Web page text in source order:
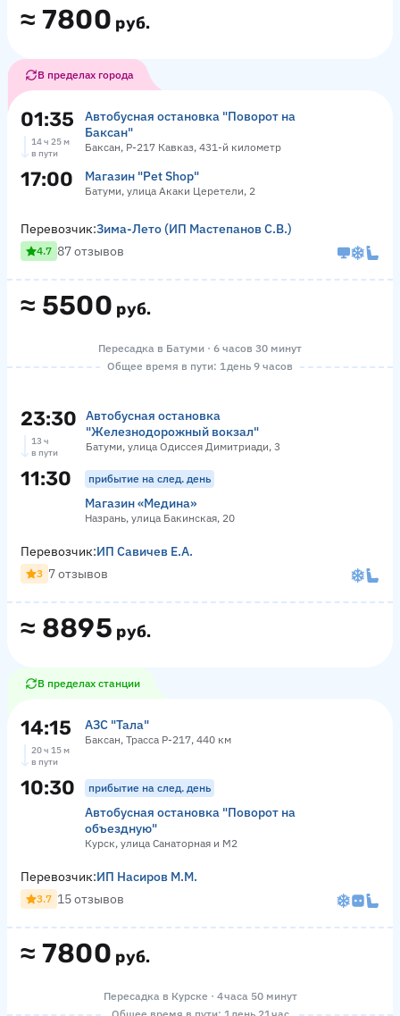
≈ 7800 руб.
В пределах города
01:35
Автобусная остановка "Поворот на
Баксан"
Баксан, Р-217 Кавказ, 431-й километр
14 ч 25 м
в пути
17:00 Магазин "Pet Shop"
Батуми, улица Акаки Церетели, 2
≈ 5500 руб.
Перевозчик:Зима-Лето (ИП Мастепанов С.В.)
4.7 87 отзывов
Пересадка в Батуми · 6 часов 30 минут
Общее время в пути: 1 день 9 часов
23:30
Автобусная остановка
"Железнодорожный вокзал"
Батуми, улица Одиссея Димитриади, 3
13 ч
в пути
11:30 прибытие на след. день
Магазин «Медина»
Назрань, улица Бакинская, 20
≈ 8895 руб.
Перевозчик:ИП Савичев Е.А.
3 7 отзывов
В пределах станции
14:15 АЗС "Тала"
Баксан, Трасса Р-217, 440 км
20 ч 15 м
в пути
10:30 прибытие на след. день
Автобусная остановка "Поворот на
объездную"
Курск, улица Санаторная и М2
≈ 7800 руб.
Перевозчик:ИП Насиров М.М.
3.7 15 отзывов
Пересадка в Курске · 4 часа 50 минут